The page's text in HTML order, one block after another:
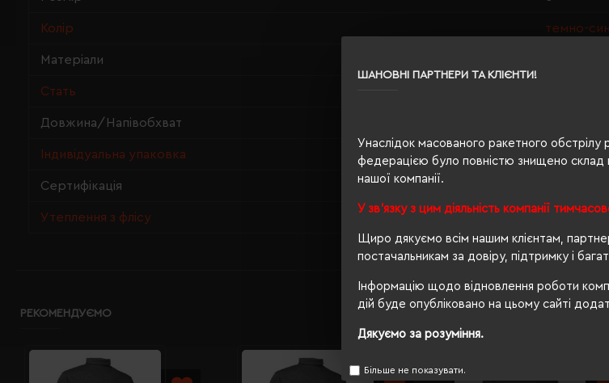
ШАНОВНІ ПАРТНЕРИ ТА КЛІЄНТИ!
Унаслідок масованого ракетного обстрілу
федерацією було повністю знищено склад
нашої компанії.
У зв'язку з цим діяльність компанії
Щиро дякуємо всім нашим клієнтам,
постачальникам за довіру, підтримку і
Інформацію щодо відновлення роботи
дій буде опубліковано на цьому сайті
Дякуємо за розуміння.
Більше не показувати.
Колір темно-
Матеріали
Стать
Довжина/Напівобхват
Індивідуальна упаковка
Сертифікація
Утеплення з флісу
РЕКОМЕНДУЄМО